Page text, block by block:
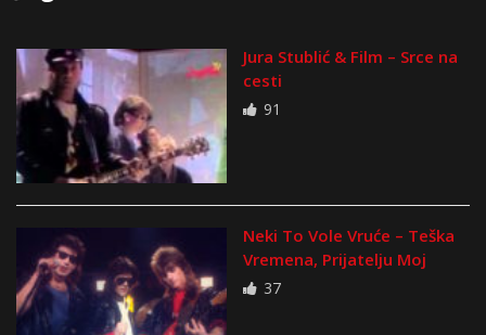
Jura Stublić & Film – Srce na
cesti
91
Neki To Vole Vruće – Teška
Vremena, Prijatelju Moj
37